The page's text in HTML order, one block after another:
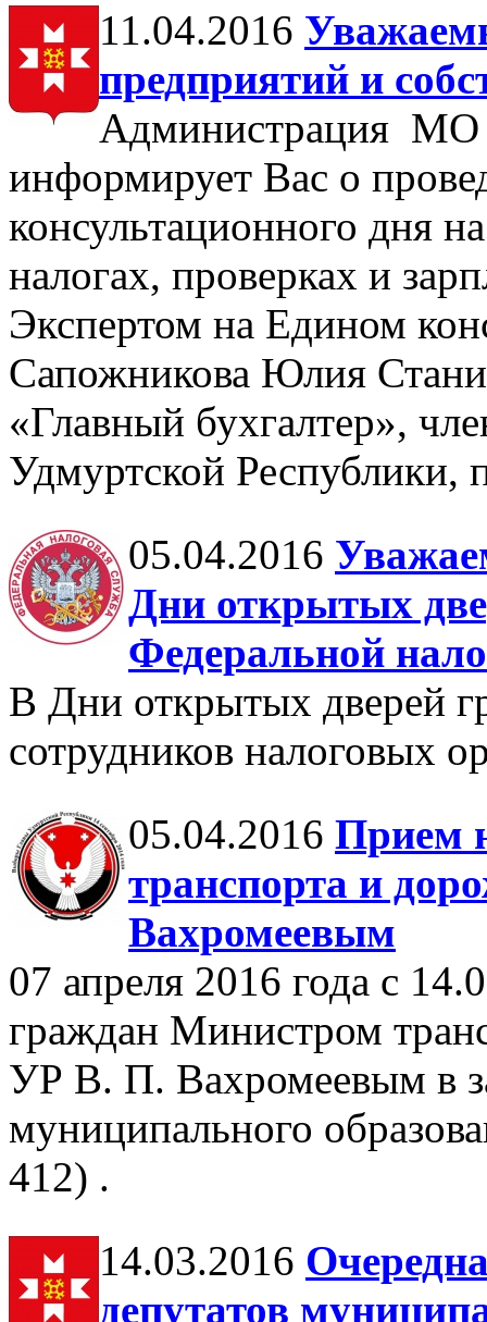
11.04.2016
предприятий и
Администрация МО
информирует Вас о
консультационного дня
налогах, проверках и
Экспертом на Едином
Сапожникова Юлия
«Главный бухгалтер»,
Удмуртской Республики,
05.04.2016
Дни открытых
Федеральной
В Дни открытых дверей
сотрудников налоговых
05.04.2016 Прием
транспорта и
Вахромеевым
07 апреля 2016 года с
граждан Министром
УР В. П. Вахромеевым в
муниципального
412) .
14.03.2016
депутатов